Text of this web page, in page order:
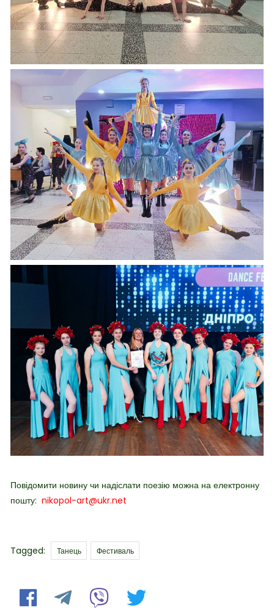
Повідомити новину чи надіслати поезію можна на електронну
пошту: nikopol-art@ukr.net
Tagged: Tags
Танець Фестиваль